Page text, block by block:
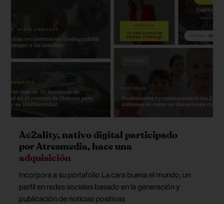
Ac2ality, nativo digital participado
por Atresmedia, hace una
adquisición
Incorpora a su portafolio La cara buena el mundo, un
perfil en redes sociales basado en la generación y
publicación de noticias positivas